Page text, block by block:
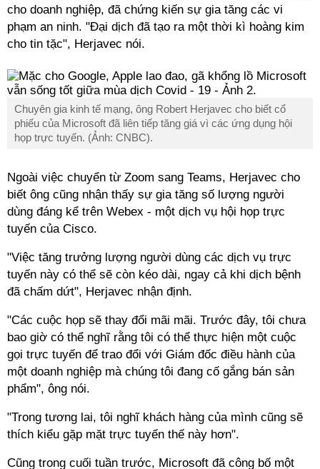
cho doanh nghiệp, đã chứng kiến sự gia tăng các vi
phạm an ninh. "Đại dịch đã tạo ra một thời kì hoàng kim
cho tin tặc", Herjavec nói.
Chuyên gia kinh tế mạng, ông Robert Herjavec cho biết cổ
phiếu của Microsoft đã liên tiếp tăng giá vì các ứng dụng hội
họp trực tuyến. (Ảnh: CNBC).
Ngoài việc chuyển từ Zoom sang Teams, Herjavec cho
biết ông cũng nhận thấy sự gia tăng số lượng người
dùng đáng kể trên Webex - một dịch vụ hội họp trực
tuyến của Cisco.
"Việc tăng trưởng lượng người dùng các dịch vụ trực
tuyến này có thể sẽ còn kéo dài, ngay cả khi dịch bệnh
đã chấm dứt", Herjavec nhận định.
"Các cuộc họp sẽ thay đổi mãi mãi. Trước đây, tôi chưa
bao giờ có thể nghĩ rằng tôi có thể thực hiện một cuộc
gọi trực tuyến để trao đổi với Giám đốc điều hành của
một doanh nghiệp mà chúng tôi đang cố gắng bán sản
phẩm", ông nói.
"Trong tương lai, tôi nghĩ khách hàng của mình cũng sẽ
thích kiểu gặp mặt trực tuyến thế này hơn".
Cũng trong cuối tuần trước, Microsoft đã công bố một